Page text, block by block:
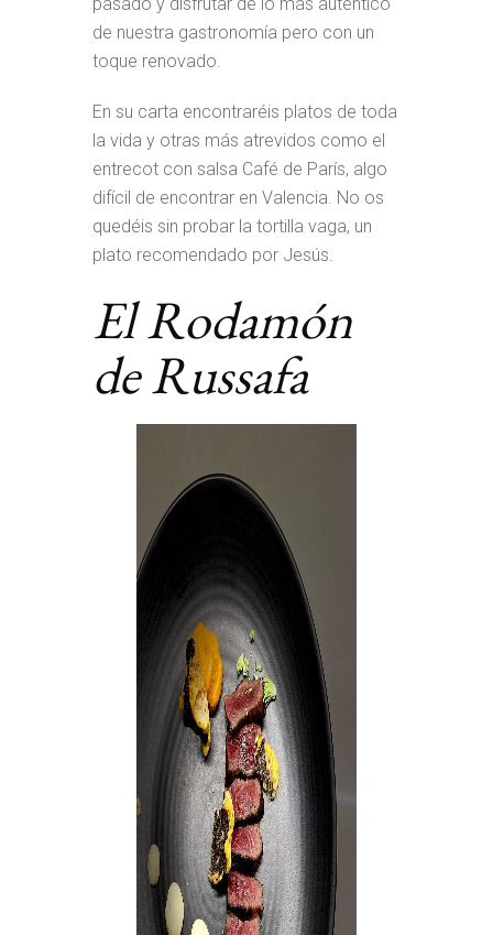
de nuestra gastronomía pero con un
toque renovado.
En su carta encontraréis platos de toda
la vida y otras más atrevidos como el
entrecot con salsa Café de París, algo
difícil de encontrar en Valencia. No os
quedéis sin probar la tortilla vaga, un
plato recomendado por Jesús.
El Rodamón
de Russafa